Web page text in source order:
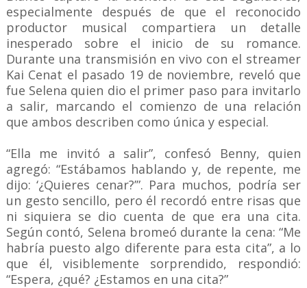
especialmente después de que el reconocido
productor musical compartiera un detalle
inesperado sobre el inicio de su romance.
Durante una transmisión en vivo con el streamer
Kai Cenat el pasado 19 de noviembre, reveló que
fue Selena quien dio el primer paso para invitarlo
a salir, marcando el comienzo de una relación
que ambos describen como única y especial.
“Ella me invitó a salir”, confesó Benny, quien
agregó: “Estábamos hablando y, de repente, me
dijo: ‘¿Quieres cenar?’”. Para muchos, podría ser
un gesto sencillo, pero él recordó entre risas que
ni siquiera se dio cuenta de que era una cita.
Según contó, Selena bromeó durante la cena: “Me
habría puesto algo diferente para esta cita”, a lo
que él, visiblemente sorprendido, respondió:
“Espera, ¿qué? ¿Estamos en una cita?”